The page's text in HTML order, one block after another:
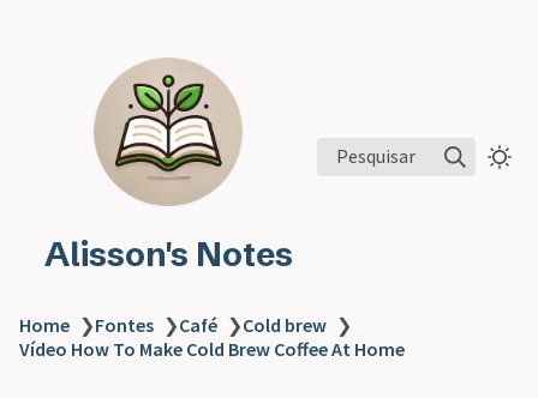
Alisson's Notes
Pesquisar
Home ❯Fontes ❯Café ❯Cold brew ❯
Vídeo How To Make Cold Brew Coffee At Home